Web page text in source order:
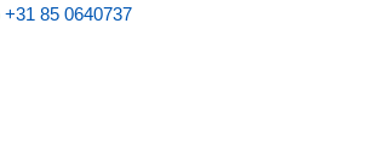
+31 85 0640737